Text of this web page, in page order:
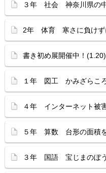
３年 社会 神奈川県の
2年 体育 寒さに負けず
書き初め展開催中！(1.20)
１年 図工 かみざらこ
４年 インターネット被
５年 算数 台形の面積
３年 国語 宝じまのぼ